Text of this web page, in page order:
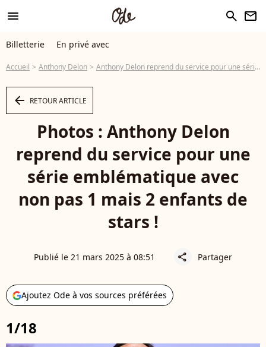
menu search newsletter
Billetterie En privé avec
Accueil Anthony Delon Anthony Delon reprend du service pour une série emblématique avec non pas 1 mais 2 enfants de stars !
arrow_left RETOUR ARTICLE
Photos : Anthony Delon
reprend du service pour une
série emblématique avec
non pas 1 mais 2 enfants de
stars !
Publié le 21 mars 2025 à 08:51 share Partager
Ajoutez Ode à vos sources préférées
1/18